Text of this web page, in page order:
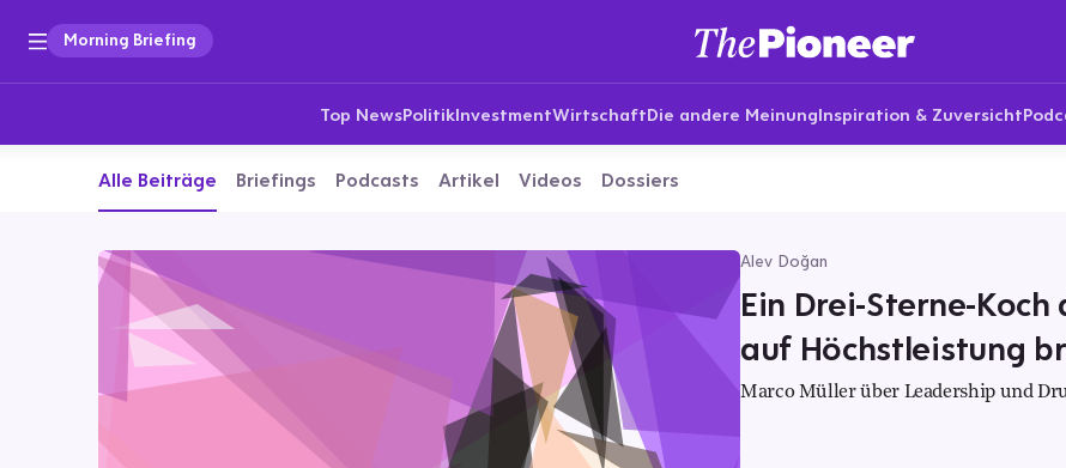
Morning Briefing
Top NewsPolitikInvestmentWirtschaftDie andere MeinungInspiration & Zuversicht
Alle Beiträge Briefings Podcasts Artikel Videos Dossiers
Alev Doğan
Ein Drei-Sterne-
auf Höchstleistung
Marco Müller über Leadership und